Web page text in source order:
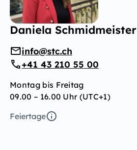
Daniela Schmidmeister
info@stc.ch
+41 43 210 55 00
Montag bis Freitag
09.00 – 16.00 Uhr (UTC+1)
Feiertage